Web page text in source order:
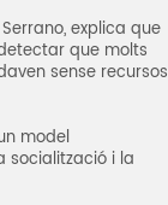
explica que
que molts
sense recursos
model
socialització i la